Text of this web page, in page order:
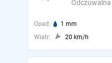
Odczuwalna
Opad: 1 mm
Wiatr:
20 km/h